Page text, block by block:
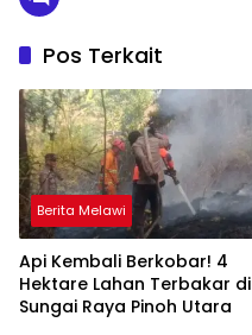
Pos Terkait
Berita Melawi
Api Kembali Berkobar! 4
Hektare Lahan Terbakar di
Sungai Raya Pinoh Utara